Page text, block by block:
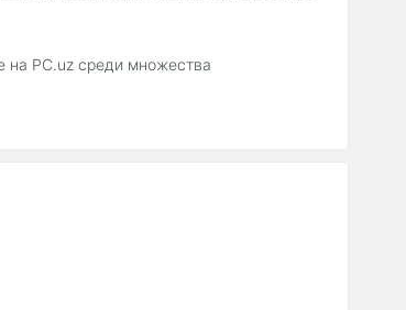
на PC.uz среди множества